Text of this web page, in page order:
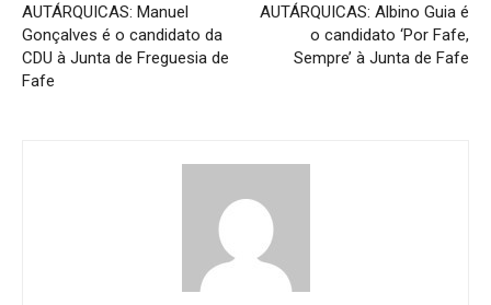
AUTÁRQUICAS: Manuel
Gonçalves é o candidato da
CDU à Junta de Freguesia de
Fafe
AUTÁRQUICAS: Albino Guia é
o candidato ‘Por Fafe,
Sempre’ à Junta de Fafe